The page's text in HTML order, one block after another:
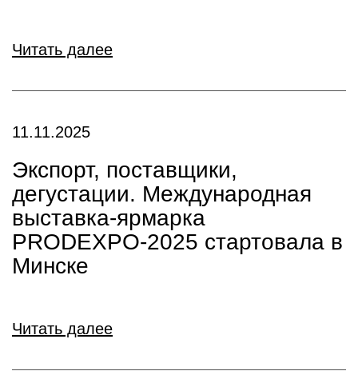
Читать далее
11.11.2025
Экспорт, поставщики,
дегустации. Международная
выставка-ярмарка
PRODEXPO-2025 стартовала в
Минске
Читать далее